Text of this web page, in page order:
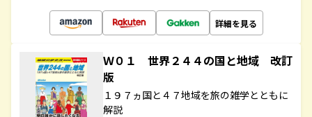
詳細を見る
Ｗ０１ 世界２４４の国と地域 改訂
版
１９７ヵ国と４７地域を旅の雑学とともに
解説